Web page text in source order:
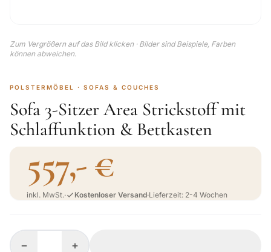
Zum Vergrößern auf das Bild klicken · Bilder sind Beispiele, Farben
können abweichen.
POLSTERMÖBEL · SOFAS & COUCHES
Sofa 3-Sitzer Area Strickstoff mit
Schlaffunktion & Bettkasten
557,- €
inkl. MwSt.· Kostenloser Versand·Lieferzeit: 2-4 Wochen
− +